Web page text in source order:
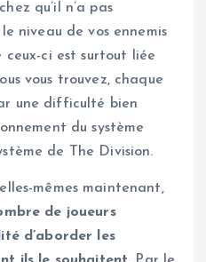
qu’il n’a pas
niveau de vos ennemis
ci est surtout liée
vous trouvez, chaque
une difficulté bien
du système
de The Division.
mêmes maintenant,
de joueurs
d’aborder les